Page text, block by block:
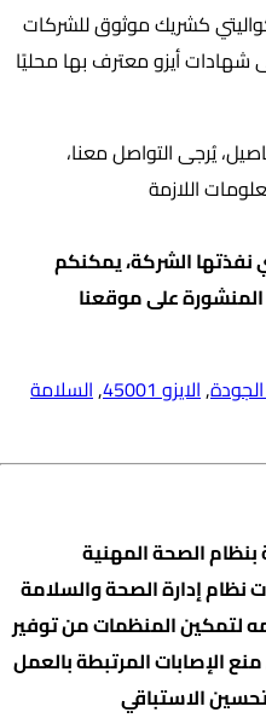
كشريك موثوق للشركات
شهادات أيزو معترف بها محليًا
يُرجى التواصل معنا،
اللازمة
نفذتها الشركة، يمكنكم
على موقعنا
,الايزو 45001 ,السلامة
الصحة المهنية
نظام إدارة الصحة والسلامة
لتمكين المنظمات من توفير
الإصابات المرتبطة بالعمل
الاستباقي